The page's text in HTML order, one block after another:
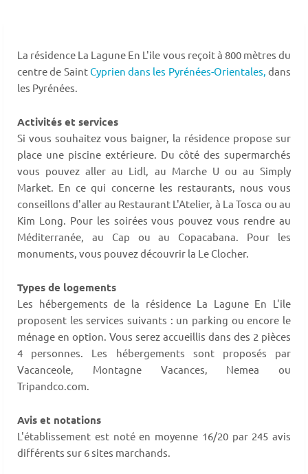
La résidence La Lagune En L'ile vous reçoit à 800 mètres du
centre de SaintCyprien dans les Pyrénées-Orientales, dans
les Pyrénées.
Activités et services
Si vous souhaitez vous baigner, la résidence propose sur
place une piscine extérieure. Du côté des supermarchés
vous pouvez aller au Lidl, au Marche U ou au Simply
Market. En ce qui concerne les restaurants, nous vous
conseillons d'aller au Restaurant L'Atelier, à La Tosca ou au
Kim Long. Pour les soirées vous pouvez vous rendre au
Méditerranée, au Cap ou au Copacabana. Pour les
monuments, vous pouvez découvrir la Le Clocher.
Types de logements
Les hébergements de la résidence La Lagune En L'ile
proposent les services suivants : un parking ou encore le
ménage en option. Vous serez accueillis dans des 2 pièces
4 personnes. Les hébergements sont proposés par
Vacanceole, Montagne Vacances, Nemea ou
Tripandco.com.
Avis et notations
L'établissement est noté en moyenne 16/20 par 245 avis
différents sur 6 sites marchands.